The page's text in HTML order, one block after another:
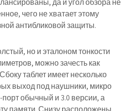
да и угол обзора не
чего не хватает этому
антибликовой защиты.
но и эталоном тонкости
можно зачесть как
таблет имеет несколько
выход под наушники, микро
порт обычный и 3.0 версии, а